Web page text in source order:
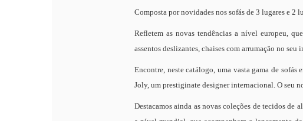
Composta por novidades nos sofás de 3 lugares e 2
Refletem as novas tendências a nível europeu,
assentos deslizantes, chaises com arrumação no seu
Encontre, neste catálogo, uma vasta gama de
Joly, um prestiginate designer internacional. O seu
Destacamos ainda as novas coleções de tecidos de